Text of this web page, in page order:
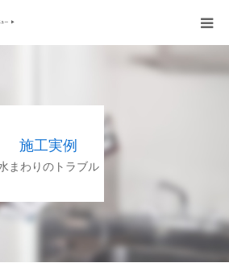
施工実例
まわりのトラブル